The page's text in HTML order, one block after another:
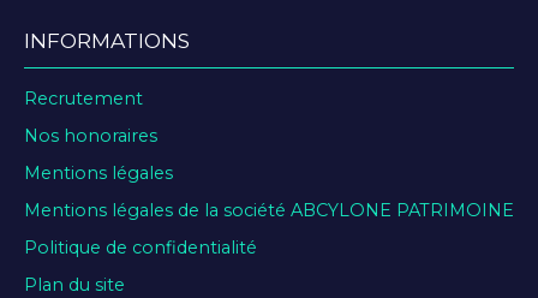
INFORMATIONS
Recrutement
Nos honoraires
Mentions légales
Mentions légales de la société ABCYLONE PATRIMOINE
Politique de confidentialité
Plan du site